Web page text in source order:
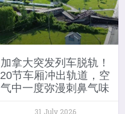
加拿大突发列车脱轨！
20节车厢冲出轨道，空
气中一度弥漫刺鼻气味
31 July 2026